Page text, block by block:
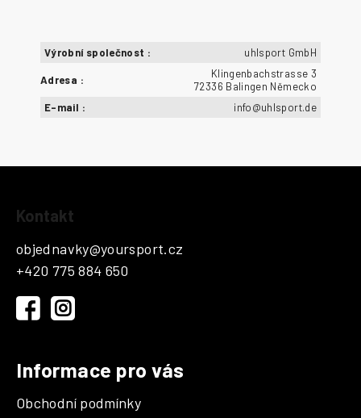
Výrobní společnost : uhlsport GmbH
Adresa :
Klingenbachstrasse 3
72336 Balingen Německo
E-mail : info@uhlsport.de
Kontakt
objednavky@yoursport.cz
+420 775 884 650
Informace pro vás
Obchodní podmínky